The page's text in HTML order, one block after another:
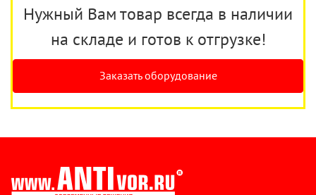
Нужный Вам товар всегда в наличии
на складе и готов к отгрузке!
Заказать оборудование